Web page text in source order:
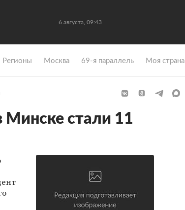
6 августа, 09:43
Регионы Москва 69-я параллель Моя страна
Минске стали 11